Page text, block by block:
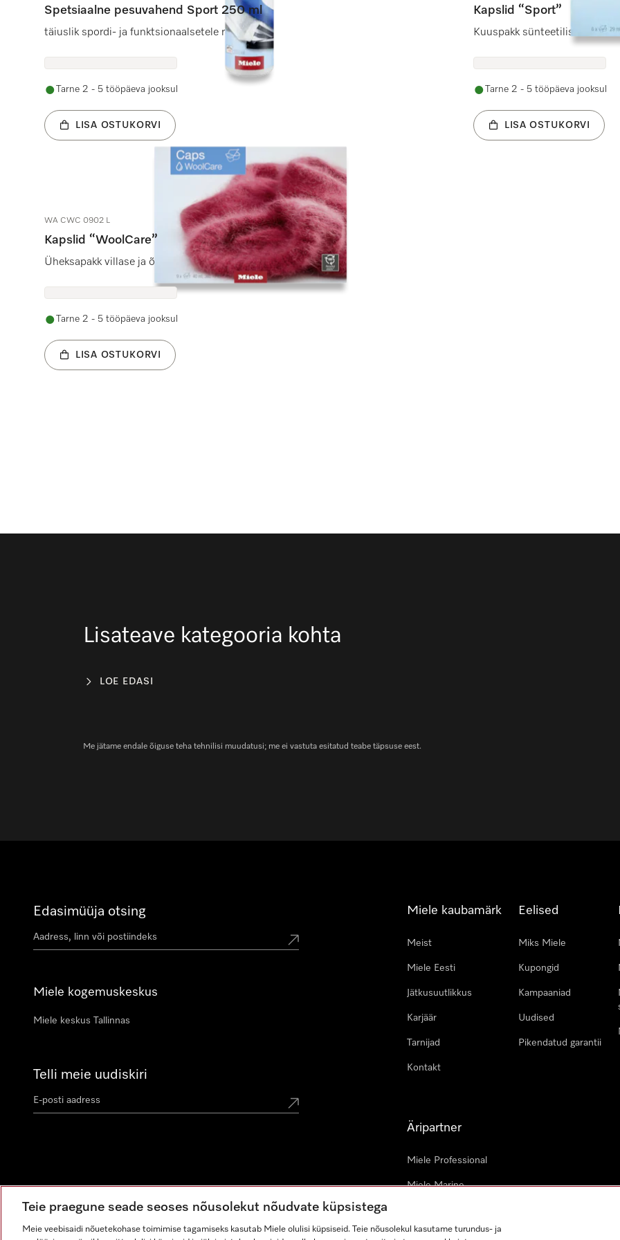
Spetsiaalne pesuvahend Sport 250 ml
täiuslik spordi- ja funktsionaalsetele rõivastele.
Tarne 2 - 5 tööpäeva jooksul
LISA OSTUKORVI
Kapslid “Sport”
Kuuspakk sünteetiliste
Tarne 2 - 5 tööpäeva jooksul
LISA OSTUKORVI
WA CWC 0902 L
Kapslid “WoolCare”
Üheksapakk villase ja õrna pesu pesuvahendit. “EasyOpen”.
Tarne 2 - 5 tööpäeva jooksul
LISA OSTUKORVI
Lisateave kategooria kohta
LOE EDASI
Me jätame endale õiguse teha tehnilisi muudatusi; me ei vastuta esitatud teabe täpsuse eest.
Edasimüüja otsing
Miele kogemuskeskus
Miele keskus Tallinnas
Telli meie uudiskiri
Miele kaubamärk
Meist
Miele Eesti
Jätkusuutlikkus
Karjäär
Tarnijad
Kontakt
Eelised
Miks Miele
Kupongid
Kampaaniad
Uudised
Pikendatud garantii
Äripartner
Miele Professional
Miele Marine
Teie praegune seade seoses nõusolekut nõudvate küpsistega
Meie veebisaidi nõuetekohase toimimise tagamiseks kasutab Miele olulisi küpsiseid. Teie nõusolekul kasutame turundus- ja